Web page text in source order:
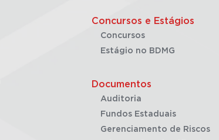
Concursos e Estágios
Concursos
Estágio no BDMG
Documentos
Auditoria
Fundos Estaduais
Gerenciamento de Riscos